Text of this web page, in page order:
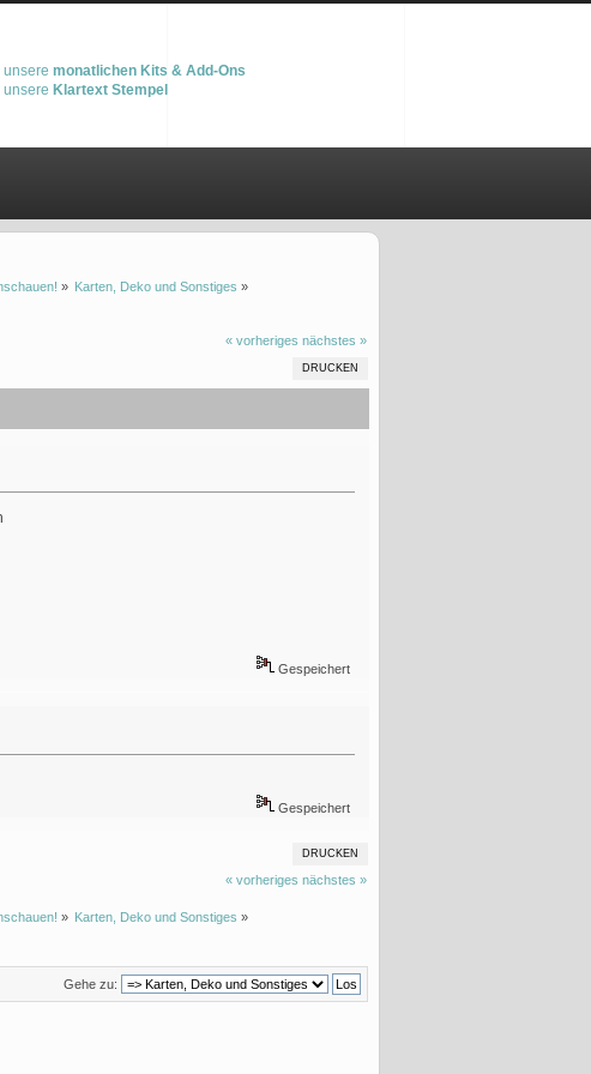
unsere monatlichen Kits & Add-Ons
unsere Klartext Stempel
» Karten, Deko und Sonstiges »
« vorheriges nächstes »
DRUCKEN
Gespeichert
Gespeichert
DRUCKEN
« vorheriges nächstes »
» Karten, Deko und Sonstiges »
Gehe zu: